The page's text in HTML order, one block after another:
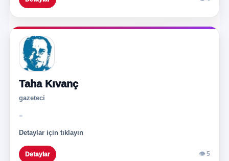
Taha Kıvanç
gazeteci
-
Detaylar için tıklayın
Detaylar 👁 5